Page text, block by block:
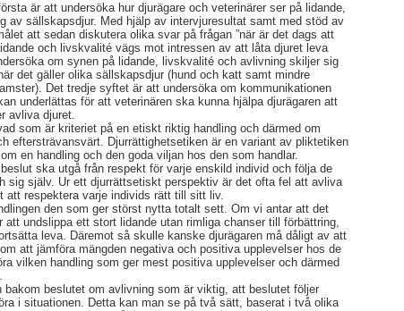
är att undersöka hur djurägare och veterinärer ser på lidande,
av sällskapsdjur. Med hjälp av intervjuresultat samt med stöd av
att sedan diskutera olika svar på frågan ”när är det dags att
och livskvalité vägs mot intressen av att låta djuret leva
om synen på lidande, livskvalité och avlivning skiljer sig
det gäller olika sällskapsdjur (hund och katt samt mindre
Det tredje syftet är att undersöka om kommunikationen
underlättas för att veterinären ska kunna hjälpa djurägaren att
avliva djuret.
som är kriteriet på en etiskt riktig handling och därmed om
eftersträvansvärt. Djurrättighetsetiken är en variant av pliktetiken
en handling och den goda viljan hos den som handlar.
ska utgå från respekt för varje enskild individ och följa de
sig själv. Ur ett djurrättsetiskt perspektiv är det ofta fel att avliva
att respektera varje individs rätt till sitt liv.
den som ger störst nytta totalt sett. Om vi antar att det
att undslippa ett stort lidande utan rimliga chanser till förbättring,
leva. Däremot så skulle kanske djurägaren må dåligt av att
att jämföra mängden negativa och positiva upplevelser hos de
vilken handling som ger mest positiva upplevelser och därmed
bakom beslutet om avlivning som är viktig, att beslutet följer
i situationen. Detta kan man se på två sätt, baserat i två olika